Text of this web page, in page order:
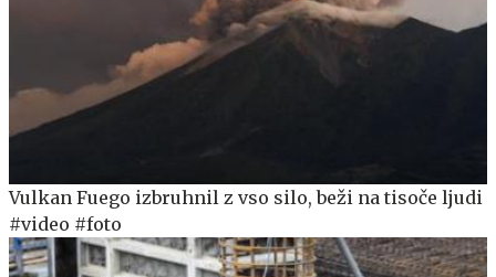
Vulkan Fuego izbruhnil z vso silo, beži na tisoče ljudi
#video #foto